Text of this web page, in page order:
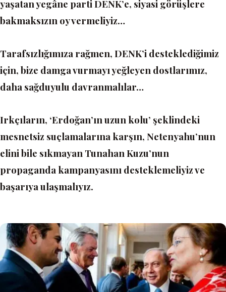
yaşatan yegâne parti DENK’e, siyasi görüşlere
bakmaksızın oy vermeliyiz…
Tarafsızlığımıza rağmen, DENK’i desteklediğimiz
için, bize damga vurmayı yeğleyen dostlarımız,
daha sağduyulu davranmalılar…
Irkçıların, ‘Erdoğan’ın uzun kolu’ şeklindeki
mesnetsiz suçlamalarına karşın, Netenyahu’nun
elini bile sıkmayan Tunahan Kuzu’nun
propaganda kampanyasını desteklemeliyiz ve
başarıya ulaşmalıyız.